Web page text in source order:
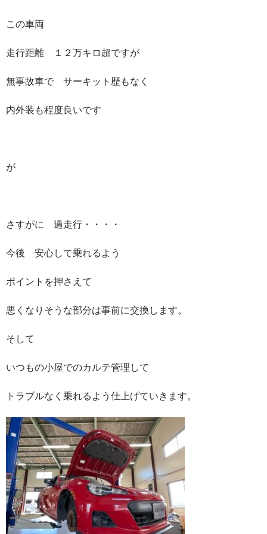
この車両
走行距離 １２万キロ超ですが
無事故車で サーキット歴もなく
内外装も程度良いです
が
さすがに 過走行・・・・
今後 安心して乗れるよう
ポイントを押さえて
悪くなりそうな部分は事前に交換します。
そして
いつもの小屋でのカルテ管理して
トラブルなく乗れるよう仕上げていきます。